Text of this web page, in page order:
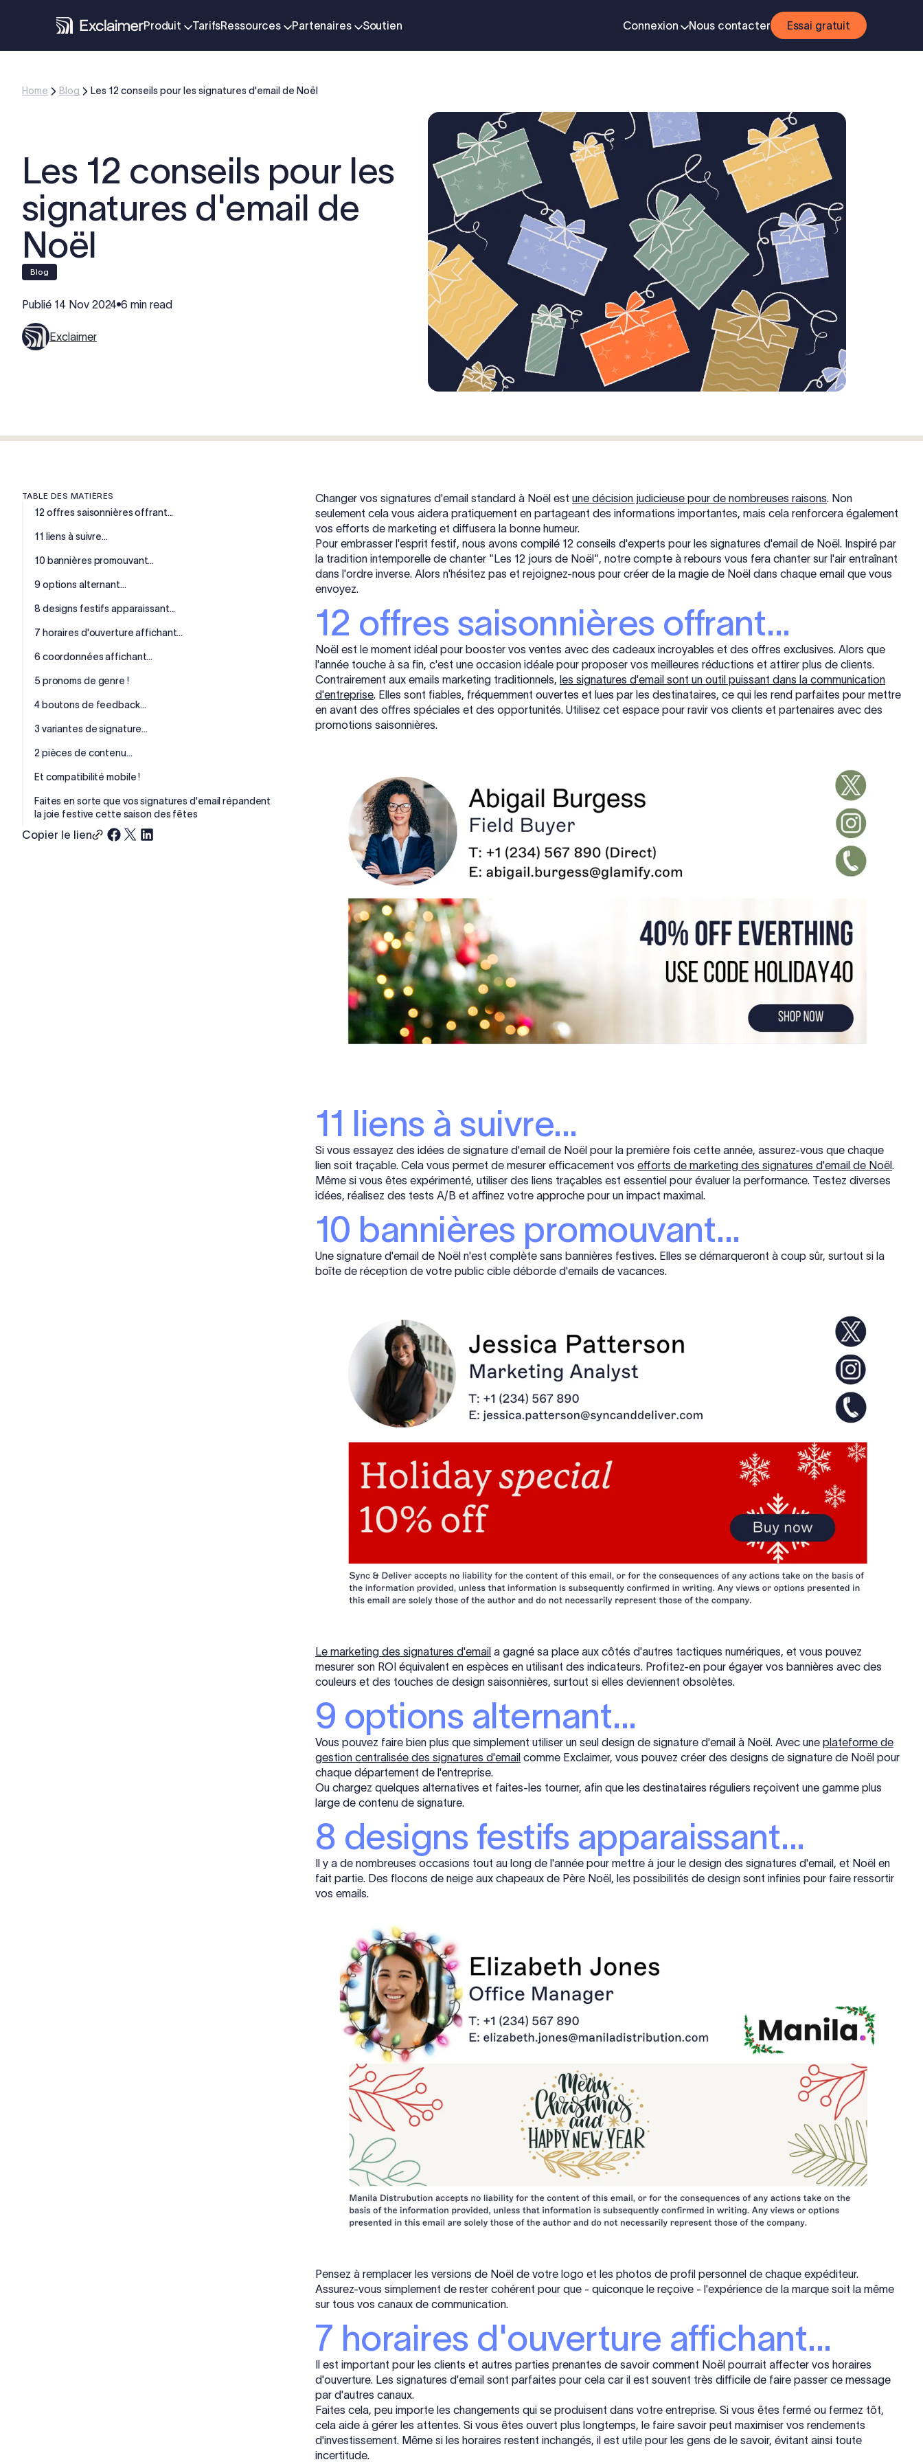
Produit TarifsRessources Partenaires Soutien Connexion Nous contacter Essai gratuit
Home Blog Les 12 conseils pour les signatures d'email de Noël
Les 12 conseils pour les
signatures d'email de
Noël
blog
Publié 14 Nov 2024 6 min read
Exclaimer
TABLE DES MATIÈRES
12 offres saisonnières offrant...
11 liens à suivre...
10 bannières promouvant...
9 options alternant...
8 designs festifs apparaissant...
7 horaires d'ouverture affichant...
6 coordonnées affichant...
5 pronoms de genre !
4 boutons de feedback…
3 variantes de signature…
2 pièces de contenu…
Et compatibilité mobile !
Faites en sorte que vos signatures d'email répandent
la joie festive cette saison des fêtes
Copier le lien
Changer vos signatures d'email standard à Noël est une décision judicieuse pour de nombreuses raisons. Non
seulement cela vous aidera pratiquement en partageant des informations importantes, mais cela renforcera également
vos efforts de marketing et diffusera la bonne humeur.
Pour embrasser l'esprit festif, nous avons compilé 12 conseils d'experts pour les signatures d'email de Noël. Inspiré par
la tradition intemporelle de chanter "Les 12 jours de Noël", notre compte à rebours vous fera chanter sur l'air entraînant
dans l'ordre inverse. Alors n'hésitez pas et rejoignez-nous pour créer de la magie de Noël dans chaque email que vous
envoyez.
12 offres saisonnières offrant...
Noël est le moment idéal pour booster vos ventes avec des cadeaux incroyables et des offres exclusives. Alors que
l'année touche à sa fin, c'est une occasion idéale pour proposer vos meilleures réductions et attirer plus de clients.
Contrairement aux emails marketing traditionnels, les signatures d'email sont un outil puissant dans la communication
d'entreprise. Elles sont fiables, fréquemment ouvertes et lues par les destinataires, ce qui les rend parfaites pour mettre
en avant des offres spéciales et des opportunités. Utilisez cet espace pour ravir vos clients et partenaires avec des
promotions saisonnières.
11 liens à suivre...
Si vous essayez des idées de signature d'email de Noël pour la première fois cette année, assurez-vous que chaque
lien soit traçable. Cela vous permet de mesurer efficacement vos efforts de marketing des signatures d'email de Noël.
Même si vous êtes expérimenté, utiliser des liens traçables est essentiel pour évaluer la performance. Testez diverses
idées, réalisez des tests A/B et affinez votre approche pour un impact maximal.
10 bannières promouvant...
Une signature d'email de Noël n'est complète sans bannières festives. Elles se démarqueront à coup sûr, surtout si la
boîte de réception de votre public cible déborde d'emails de vacances.
Le marketing des signatures d'email a gagné sa place aux côtés d'autres tactiques numériques, et vous pouvez
mesurer son ROI équivalent en espèces en utilisant des indicateurs. Profitez-en pour égayer vos bannières avec des
couleurs et des touches de design saisonnières, surtout si elles deviennent obsolètes.
9 options alternant...
Vous pouvez faire bien plus que simplement utiliser un seul design de signature d'email à Noël. Avec une plateforme de
gestion centralisée des signatures d'email comme Exclaimer, vous pouvez créer des designs de signature de Noël pour
chaque département de l'entreprise.
Ou chargez quelques alternatives et faites-les tourner, afin que les destinataires réguliers reçoivent une gamme plus
large de contenu de signature.
8 designs festifs apparaissant...
Il y a de nombreuses occasions tout au long de l'année pour mettre à jour le design des signatures d'email, et Noël en
fait partie. Des flocons de neige aux chapeaux de Père Noël, les possibilités de design sont infinies pour faire ressortir
vos emails.
Pensez à remplacer les versions de Noël de votre logo et les photos de profil personnel de chaque expéditeur.
Assurez-vous simplement de rester cohérent pour que - quiconque le reçoive - l'expérience de la marque soit la même
sur tous vos canaux de communication.
7 horaires d'ouverture affichant...
Il est important pour les clients et autres parties prenantes de savoir comment Noël pourrait affecter vos horaires
d'ouverture. Les signatures d'email sont parfaites pour cela car il est souvent très difficile de faire passer ce message
par d'autres canaux.
Faites cela, peu importe les changements qui se produisent dans votre entreprise. Si vous êtes fermé ou fermez tôt,
cela aide à gérer les attentes. Si vous êtes ouvert plus longtemps, le faire savoir peut maximiser vos rendements
d'investissement. Même si les horaires restent inchangés, il est utile pour les gens de le savoir, évitant ainsi toute
incertitude.